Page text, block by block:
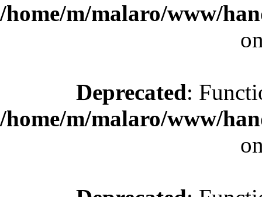
/home/m/malaro/www/
Deprecated:
/home/m/malaro/www/